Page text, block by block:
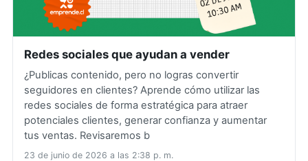
Redes sociales que ayudan a vender
¿Publicas contenido, pero no logras convertir
seguidores en clientes? Aprende cómo utilizar las
redes sociales de forma estratégica para atraer
potenciales clientes, generar confianza y aumentar
tus ventas. Revisaremos b
23 de junio de 2026 a las 2:38 p. m.